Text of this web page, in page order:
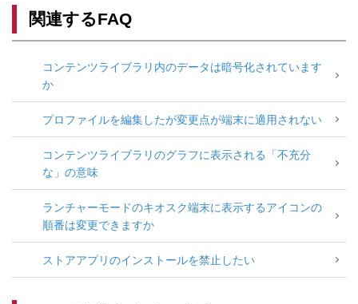
関連するFAQ
コンテンツライブラリ内のデータは暗号化されています
か
プロファイルを編集したが変更点が端末に適用されない
コンテンツライブラリのグラフに表示される「不充分
な」の意味
ランチャーモードのキオスク端末に表示するアイコンの
順番は変更できますか
ストアアプリのインストールを禁止したい